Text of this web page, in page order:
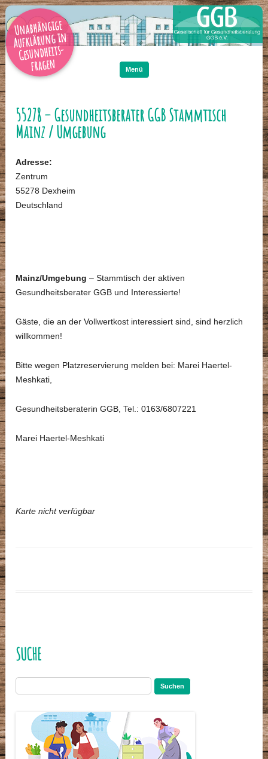
Unabhängige
Aufklärung in
Gesundheits-
fragen Menü
55278 – Gesundheitsberater GGB Stammtisch
Mainz / Umgebung
Adresse:
Zentrum
55278 Dexheim
Deutschland
Mainz/Umgebung – Stammtisch der aktiven
Gesundheitsberater GGB und Interessierte!
Gäste, die an der Vollwertkost interessiert sind, sind herzlich
willkommen!
Bitte wegen Platzreservierung melden bei: Marei Haertel-
Meshkati,
Gesundheitsberaterin GGB, Tel.: 0163/6807221
Marei Haertel-Meshkati
Karte nicht verfügbar
SUCHE
nach: